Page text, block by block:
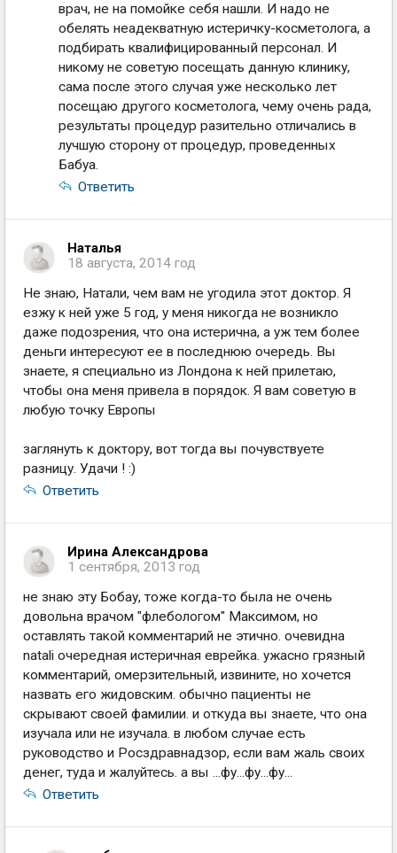
врач, не на помойке себя нашли. И надо не
обелять неадекватную истеричку-косметолога, а
подбирать квалифицированный персонал. И
никому не советую посещать данную клинику,
сама после этого случая уже несколько лет
посещаю другого косметолога, чему очень рада,
результаты процедур разительно отличались в
лучшую сторону от процедур, проведенных
Бабуа.
Ответить
Наталья
18 августа, 2014 год
Не знаю, Натали, чем вам не угодила этот доктор. Я
езжу к ней уже 5 год, у меня никогда не возникло
даже подозрения, что она истерична, а уж тем более
деньги интересуют ее в последнюю очередь. Вы
знаете, я специально из Лондона к ней прилетаю,
чтобы она меня привела в порядок. Я вам советую в
любую точку Европы
заглянуть к доктору, вот тогда вы почувствуете
разницу. Удачи ! :)
Ответить
Ирина Александрова
1 сентября, 2013 год
не знаю эту Бобау, тоже когда-то была не очень
довольна врачом "флебологом" Максимом, но
оставлять такой комментарий не этично. очевидна
natali очередная истеричная еврейка. ужасно грязный
комментарий, омерзительный, извините, но хочется
назвать его жидовским. обычно пациенты не
скрывают своей фамилии. и откуда вы знаете, что она
изучала или не изучала. в любом случае есть
руководство и Росздравнадзор, если вам жаль своих
денег, туда и жалуйтесь. а вы ...фу...фу...фу...
Ответить